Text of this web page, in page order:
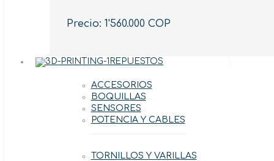
Precio: 1'560.000 COP
REPUESTOS
ACCESORIOS
BOQUILLAS
SENSORES
POTENCIA Y CABLES
TORNILLOS Y VARILLAS